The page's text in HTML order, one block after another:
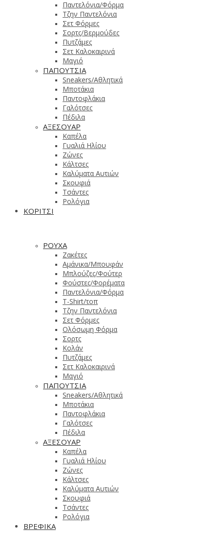
Παντελόνια/Φόρμα
Τζην Παντελόνια
Σετ Φόρμες
Σορτς/Βερμούδες
Πυτζάμες
Σετ Καλοκαιρινά
Μαγιό
ΠΑΠΟΥΤΣΙΑ
Sneakers/Aθλητικά
Μποτάκια
Παντοφλάκια
Γαλότσες
Πέδιλα
ΑΞΕΣΟΥΑΡ
Καπέλα
Γυαλιά Ηλίου
Ζώνες
Κάλτσες
Καλύματα Αυτιών
Σκουφιά
Τσάντες
Ρολόγια
ΚΟΡΙΤΣΙ
ΡΟΥΧΑ
Ζακέτες
Αμάνικα/Μπουφάν
Μπλούζες/Φούτερ
Φούστες/Φορέματα
Παντελόνια/Φόρμα
T-Shirt/τοπ
Τζην Παντελόνια
Σετ Φόρμες
Ολόσωμη Φόρμα
Σορτς
Κολάν
Πυτζάμες
Σετ Καλοκαιρινά
Μαγιό
ΠΑΠΟΥΤΣΙΑ
Sneakers/Αθλητικά
Μποτάκια
Παντοφλάκια
Γαλότσες
Πέδιλα
ΑΞΕΣΟΥΑΡ
Καπέλα
Γυαλιά Ηλίου
Ζώνες
Κάλτσες
Καλύματα Αυτιών
Σκουφιά
Τσάντες
Ρολόγια
ΒΡΕΦΙΚΑ